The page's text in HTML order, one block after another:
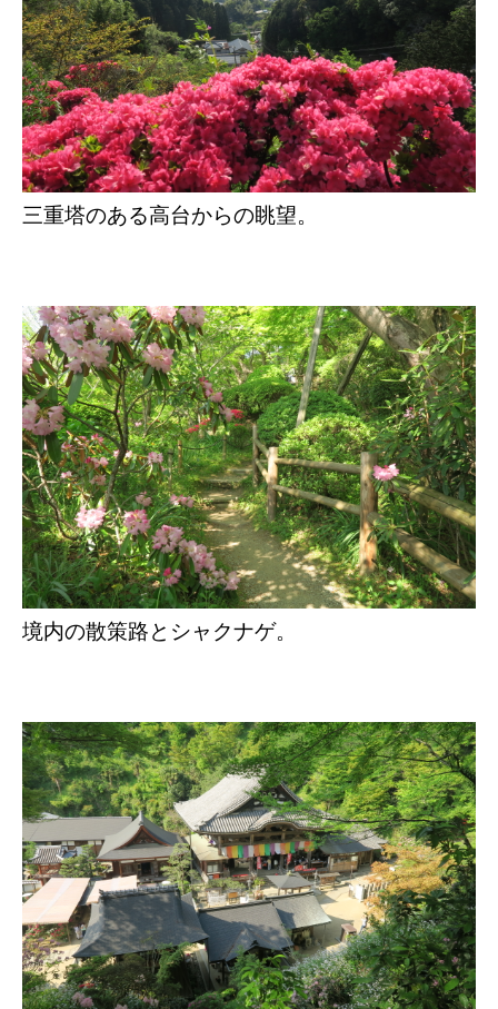
三重塔のある高台からの眺望。
境内の散策路とシャクナゲ。